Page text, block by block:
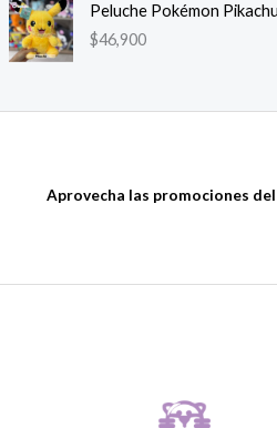
Peluche Pokémon Pikachu
$46,900
Aprovecha las promociones